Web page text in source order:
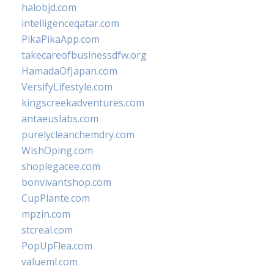
halobjd.com
intelligenceqatar.com
PikaPikaApp.com
takecareofbusinessdfw.org
HamadaOfJapan.com
VersifyLifestyle.com
kingscreekadventures.com
antaeuslabs.com
purelycleanchemdry.com
WishOping.com
shoplegacee.com
bonvivantshop.com
CupPlante.com
mpzin.com
stcreal.com
PopUpFlea.com
valueml.com